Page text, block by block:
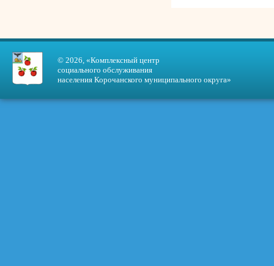
© 2026, «Комплексный центр
социального обслуживания
населения Корочанского муниципального округа»